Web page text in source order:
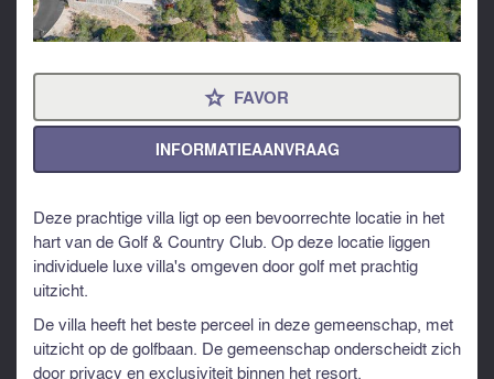
⋆ FAVOR
INFORMATIEAANVRAAG
Deze prachtige villa ligt op een bevoorrechte locatie in het
hart van de Golf & Country Club. Op deze locatie liggen
individuele luxe villa's omgeven door golf met prachtig
uitzicht.
De villa heeft het beste perceel in deze gemeenschap, met
uitzicht op de golfbaan. De gemeenschap onderscheidt zich
door privacy en exclusiviteit binnen het resort.